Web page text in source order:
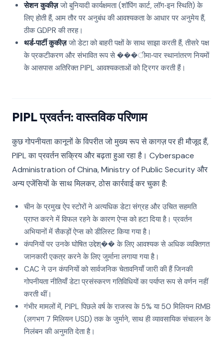
सेशन कुकीज़जो बुनियादी कार्यक्षमता (शॉपिंग कार्ट, लॉग‑इन स्थिति) के
लिए होती हैं, आम तौर पर अनुबंध की आवश्यकता के आधार पर अनुमेय हैं,
ठीक GDPR की तरह।
थर्ड‑पार्टी कुकीज़जो डेटा को बाहरी पक्षों के साथ साझा करती हैं, तीसरे पक्ष
के प्रकटीकरण और संभावित रूप से ���ीमा‑पार स्थानांतरण नियमों
के आसपास अतिरिक्त PIPL आवश्यकताओं को ट्रिगर करती हैं।
PIPL प्रवर्तन: वास्तविक परिणाम
कुछ गोपनीयता कानूनों के विपरीत जो मुख्य रूप से कागज़ पर ही मौजूद हैं,
PIPL का प्रवर्तन सक्रिय और बढ़ता हुआ रहा है। Cyberspace
Administration of China, Ministry of Public Security और
अन्य एजेंसियों के साथ मिलकर, ठोस कार्रवाई कर चुका है:
चीन के प्रमुख ऐप स्टोरों ने अत्यधिक डेटा संग्रह और उचित सहमति
प्राप्त करने में विफल रहने के कारण ऐप्स को हटा दिया है। प्रवर्तन
अभियानों में सैकड़ों ऐप्स को डीलिस्ट किया गया है।
कंपनियों पर उनके घोषित उद्देश्�� के लिए आवश्यक से अधिक व्यक्तिगत
जानकारी एकत्र करने के लिए जुर्माना लगाया गया है।
CAC ने उन कंपनियों को सार्वजनिक चेतावनियाँ जारी की हैं जिनकी
गोपनीयता नीतियाँ डेटा प्रसंस्करण गतिविधियों का पर्याप्त रूप से वर्णन नहीं
करती थीं।
गंभीर मामलों में, PIPL पिछले वर्ष के राजस्व के 5% या 50 मिलियन RMB
(लगभग 7 मिलियन USD) तक के जुर्माने, साथ ही व्यावसायिक संचालन के
निलंबन की अनुमति देता है।